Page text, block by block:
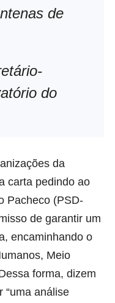
de
do
da
carta pedindo ao
Pacheco (PSD-
de garantir um
encaminhando o
Meio
forma, dizem
“uma análise